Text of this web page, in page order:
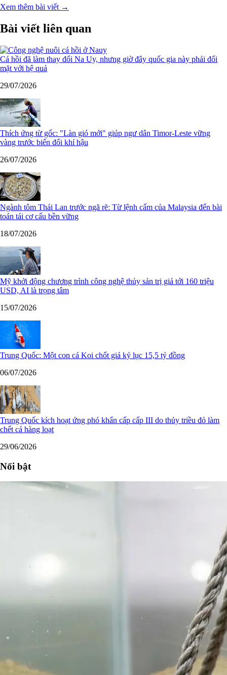
Xem thêm bài viết →
Bài viết liên quan
Cá hồi đã làm thay đổi Na Uy, nhưng giờ đây quốc gia này phải đối
mặt với hệ quả
29/07/2026
Thích ứng từ gốc: "Làn gió mới" giúp ngư dân Timor-Leste vững
vàng trước biến đổi khí hậu
26/07/2026
Ngành tôm Thái Lan trước ngã rẽ: Từ lệnh cấm của Malaysia đến bài
toán tái cơ cấu bền vững
18/07/2026
Mỹ khởi động chương trình công nghệ thủy sản trị giá tới 160 triệu
USD, AI là trọng tâm
15/07/2026
Trung Quốc: Một con cá Koi chốt giá kỷ lục 15,5 tỷ đồng
06/07/2026
Trung Quốc kích hoạt ứng phó khẩn cấp cấp III do thủy triều đỏ làm
chết cá hàng loạt
29/06/2026
Nổi bật